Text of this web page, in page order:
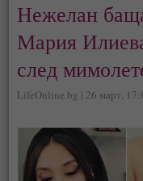
Нежелан
Мария
след
LifeOnline.bg | 26 март,